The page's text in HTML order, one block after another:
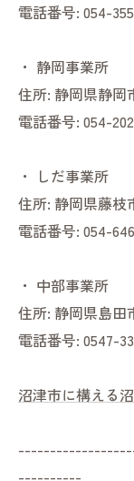
電話番号: 054-
・ 静岡事業所
住所: 静岡県静岡
電話番号: 054-
・
しだ事業所
住所: 静岡県藤枝
電話番号: 054-
・ 中部事業所
住所: 静岡県島田
電話番号: 0547-
沼津市に構える
----------